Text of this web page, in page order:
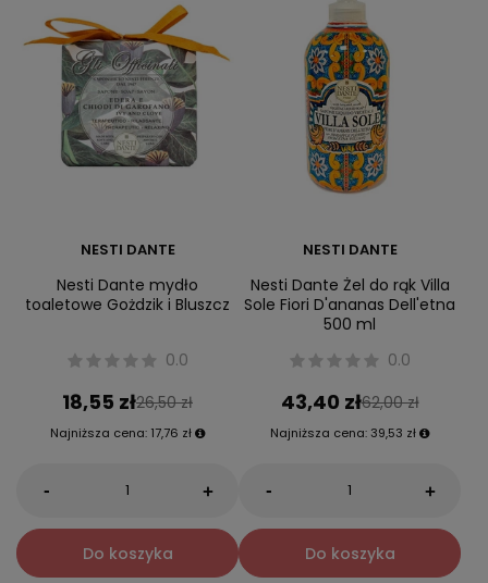
NESTI DANTE
Nesti Dante mydło
toaletowe Gożdzik i Bluszcz
0.0
18,55 zł26,50 zł
Najniższa cena: 17,76 zł
- +
Do koszyka
NESTI DANTE
Nesti Dante Żel do rąk Villa
Sole Fiori D'ananas Dell'etna
500 ml
0.0
43,40 zł62,00 zł
Najniższa cena: 39,53 zł
- +
Do koszyka